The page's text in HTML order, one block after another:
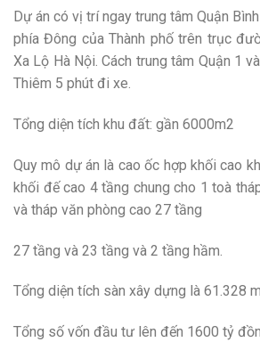
Dự án có vị trí ngay trung tâm Quận
phía Đông của Thành phố trên trục
Xa Lộ Hà Nội. Cách trung tâm Quận 1
Thiêm 5 phút đi xe.
Tổng diện tích khu đất: gần 6000m2
Quy mô dự án là cao ốc hợp khối cao
khối đế cao 4 tầng chung cho 1 toà
và tháp văn phòng cao 27 tầng
27 tầng và 23 tầng và 2 tầng hầm.
Tổng diện tích sàn xây dựng là 61.328
Tổng số vốn đầu tư lên đến 1600 tỷ